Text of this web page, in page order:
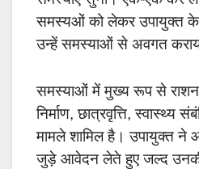
समस्यओं को लेकर उपायुक्त के
उन्हें समस्याओं से अवगत
समस्याओं में मुख्य रूप से राशन
निर्माण, छात्रवृत्ति, स्वास्थ्य
मामले शामिल है। उपायुक्त
जुड़े आवेदन लेते हुए जल्द